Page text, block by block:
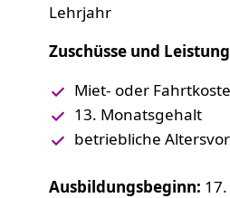
Lehrjahr
Zuschüsse und
Miet- oder
13. Monatsgehalt
betriebliche
Ausbildungsbeginn: